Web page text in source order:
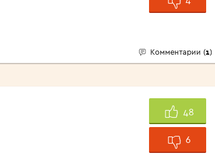
Комментарии (1)
48
6